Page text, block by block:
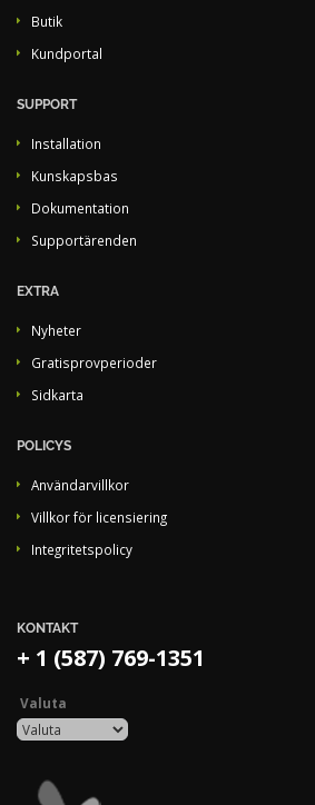
Butik
Kundportal
SUPPORT
Installation
Kunskapsbas
Dokumentation
Supportärenden
EXTRA
Nyheter
Gratisprovperioder
Sidkarta
POLICYS
Användarvillkor
Villkor för licensiering
Integritetspolicy
KONTAKT
+ 1 (587) 769-1351
Valuta